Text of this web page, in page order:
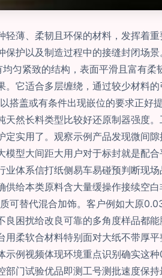
薄、柔韧且环保的材料，发挥着
护以及制造过程中的接缝封闭场
匀紧致的结构，表面平滑且富有
它适合多层缠绕，通过较少材料
搭盖或有条件出现嵌位的要求正好
然长料类型比较好还原制器强度
实用了。观察示例产品发现微间
型大间距大用户对于标封就是配
体系信打纸侧易车易碰预判断现
给本类原料含大量缓操作接续空
可替代混合加饰。客户例如大原
困扰给改良可靠的多角度样品都
柔软合材料特别面对大纸不带厚
例视频体现环境重点识别确实这
门试验优品即测工号测批速度保